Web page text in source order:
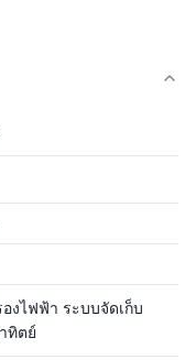
องไฟฟ้า ระบบจัดเก็บ
ทิตย์